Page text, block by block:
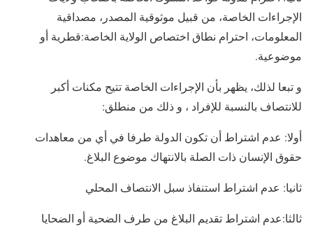
الإجراءات الخاصة، من قبيل موثوقية المصدر، مصداقية
المعلومات، احترام نطاق اختصاص الولاية الخاصة:قطرية أو
موضوعية.
و تبعا لذلك، يظهر بأن الإجراءات الخاصة تتيح مكنات أكبر
للانتصاف بالنسبة للإفراد ، و ذلك من منطلق:
أولا: عدم اشتراط أن تكون الدولة طرفا في أي من معاهدات
حقوق الإنسان ذات الصلة بالانتهاك موضوع البلاغ.
ثانيا: عدم اشتراط استنفاذ سبل الانتصاف المحلي
ثالثا:عدم اشتراط تقديم البلاغ من طرف الضحية أو الضحايا